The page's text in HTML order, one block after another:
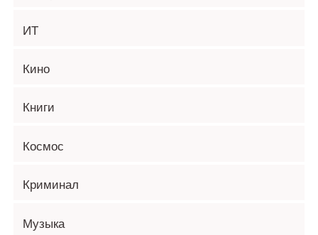
ИТ
Кино
Книги
Космос
Криминал
Музыка